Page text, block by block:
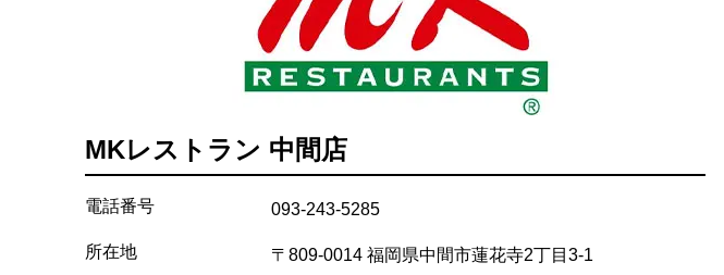
MKレストラン 中間店
電話番号 093-243-5285
所在地 〒809-0014 福岡県中間市蓮花寺2丁目3-1